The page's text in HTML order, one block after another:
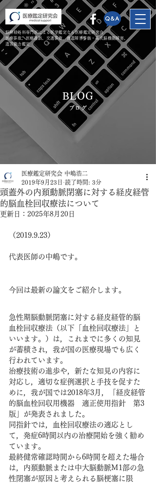
脳神経外科専門医による医学鑑定なら医療鑑定研究会
​医療事故、医療過誤、交通事故、後遺障害等級・高次脳機能障害、
遺言能力鑑定
BLOG
​ブログ
頭蓋外の内頚動脈閉塞に対する経皮経管
的脳血栓回収療法について
医療鑑定研究会 中嶋浩二
2019年9月23日 読了時間: 3分
更新日： 2025年8月20日
（2019.9.23）
代表医師の中嶋です。
今回は最新の論文をご紹介します。
急性期脳動脈閉塞に対する経皮経管的脳
血栓回収療法（以下「血栓回収療法」と
いいます。）は，これまでに多くの知見
が蓄積され，我が国の医療現場でも広く
行われています。
治療技術の進歩や，新たな知見の内容に
対応し，適切な症例選択と手技を促すた
めに，我が国では2018年3月，「経皮経管
的脳血栓回収用機器　適正使用指針　第3
版」が発表されました。
同指針では，血栓回収療法の適応とし
て，発症6時間以内の治療開始を強く勧め
ています。
最終健常確認時間から6時間を超えた場合
は，内頚動脈または中大脳動脈M1部の急
性閉塞が原因と考えられる脳梗塞に限